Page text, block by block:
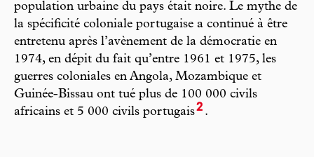
population urbaine du pays était noire. Le mythe de
la spécificité coloniale portugaise a continué à être
entretenu après l’avènement de la démocratie en
1974, en dépit du fait qu’entre 1961 et 1975, les
guerres coloniales en Angola, Mozambique et
Guinée-Bissau ont tué plus de 100 000 civils
africains et 5 000 civils portugais2 .